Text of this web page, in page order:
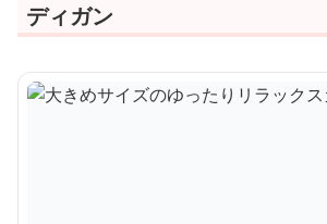
ディガン